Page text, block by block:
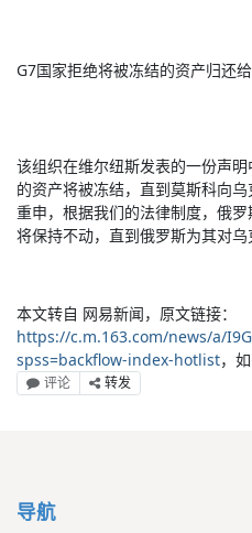
G7国家拒绝将被冻结的资产归还
该组织在维尔纽斯发表的一份声
的资产将被冻结，直到莫斯科向
重申，根据我们的法律制度，俄
将保持不动，直到俄罗斯为其对
本文转自 网易新闻，原文链接：
https://c.m.163.com/news/a/
spss=backflow-index-hotlist，
评论 转发
导航